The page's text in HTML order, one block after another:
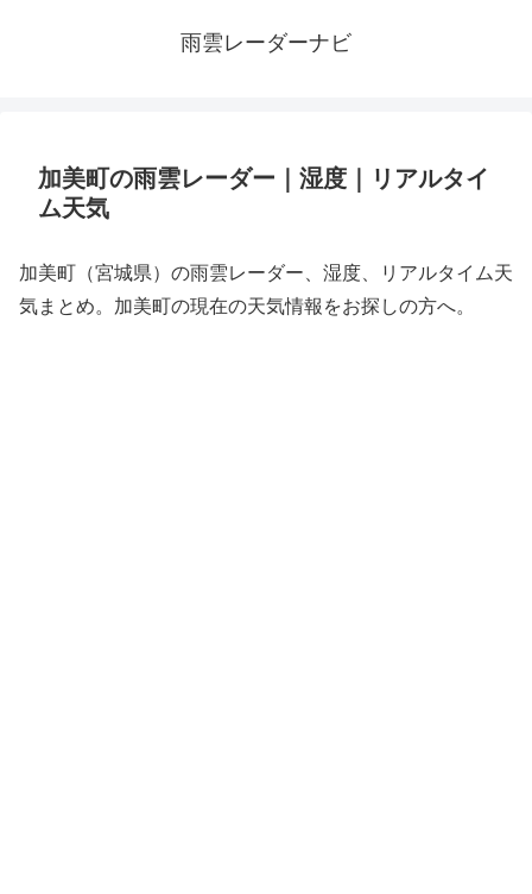
雨雲レーダーナビ
加美町の雨雲レーダー｜湿度｜リアルタイ
ム天気
加美町（宮城県）の雨雲レーダー、湿度、リアルタイム天
気まとめ。加美町の現在の天気情報をお探しの方へ。